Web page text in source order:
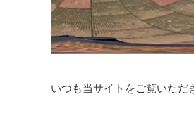
いつも当サイトをご覧いただ